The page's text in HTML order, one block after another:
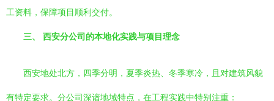
工资料，保障项目顺利交付。
三、 西安分公司的本地化实践与项目理念
西安地处北方，四季分明，夏季炎热、冬季寒冷，且对建筑风貌
有特定要求。分公司深谙地域特点，在工程实践中特别注重：